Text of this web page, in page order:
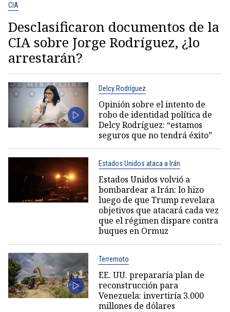
CIA
Desclasificaron documentos de la
CIA sobre Jorge Rodríguez, ¿lo
arrestarán?
Delcy Rodríguez
Opinión sobre el intento de
robo de identidad política de
Delcy Rodríguez: “estamos
seguros que no tendrá éxito”
Estados Unidos ataca a Irán
Estados Unidos volvió a
bombardear a Irán: lo hizo
luego de que Trump revelara
objetivos que atacará cada vez
que el régimen dispare contra
buques en Ormuz
Terremoto
EE. UU. prepararía plan de
reconstrucción para
Venezuela: invertiría 3.000
millones de dólares